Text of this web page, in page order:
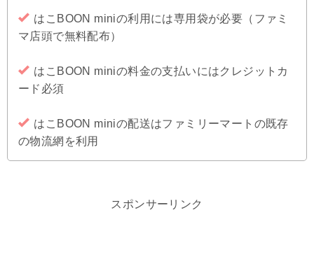
はこBOON miniの利用には専用袋が必要（ファミ
マ店頭で無料配布）
はこBOON miniの料金の支払いにはクレジットカ
ード必須
はこBOON miniの配送はファミリーマートの既存
の物流網を利用
スポンサーリンク